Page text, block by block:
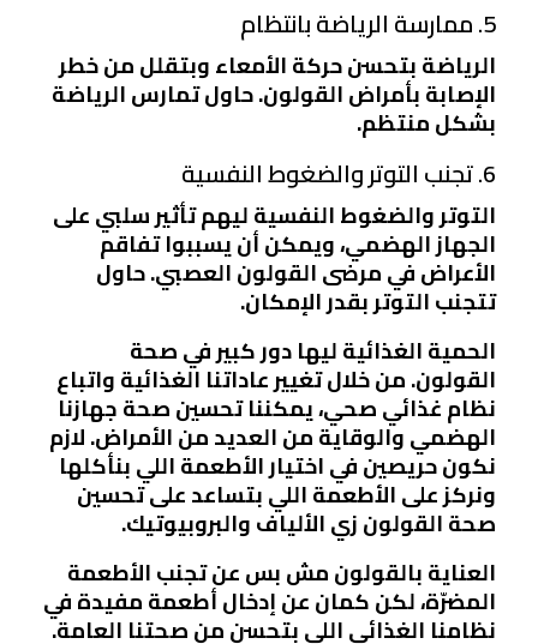
5. ممارسة الرياضة بانتظام
الرياضة بتحسن حركة الأمعاء وبتقلل من خطر
الإصابة بأمراض القولون. حاول تمارس الرياضة
بشكل منتظم.
6. تجنب التوتر والضغوط النفسية
التوتر والضغوط النفسية ليهم تأثير سلبي على
الجهاز الهضمي، ويمكن أن يسببوا تفاقم
الأعراض في مرضى القولون العصبي. حاول
تتجنب التوتر بقدر الإمكان.
الحمية الغذائية ليها دور كبير في صحة
القولون. من خلال تغيير عاداتنا الغذائية واتباع
نظام غذائي صحي، يمكننا تحسين صحة جهازنا
الهضمي والوقاية من العديد من الأمراض. لازم
نكون حريصين في اختيار الأطعمة اللي بنأكلها
ونركز على الأطعمة اللي بتساعد على تحسين
صحة القولون زي الألياف والبروبيوتيك.
العناية بالقولون مش بس عن تجنب الأطعمة
المضرّة، لكن كمان عن إدخال أطعمة مفيدة في
نظامنا الغذائي اللي بتحسن من صحتنا العامة.